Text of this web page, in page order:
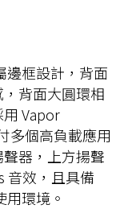
邊框設計，背面
背面大圓環相
Vapor
多個高負載應用
器，上方揚聲
音效，且具備
環境。